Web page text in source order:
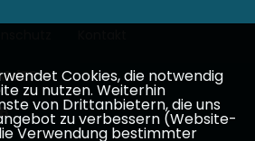
Cookies, die notwendig
zu nutzen. Weiterhin
von Drittanbietern, die uns
zu verbessern (Website-
Verwendung bestimmter